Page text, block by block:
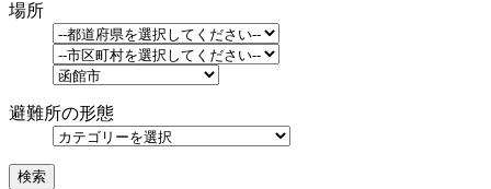
場所
避難所の形態
検索